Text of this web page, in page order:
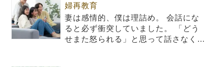
婦再教育
妻は感情的、僕は理詰め。 会話にな
ると必ず衝突していました。 「どう
せまた怒られる」と思って話さなく…